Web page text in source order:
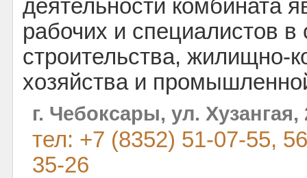
деятельности комбината
рабочих и специалистов в
строительства, жилищно-
хозяйства и
г. Чебоксары, ул. Хузангая,
тел: +7 (8352) 51-07-55,
35-26